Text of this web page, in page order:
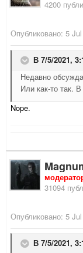
4200
Опубликовано: 5
В 7/5/2021,
Недавно
Или как-то так.
Nope.
31094
Опубликовано: 5
В 7/5/2021,